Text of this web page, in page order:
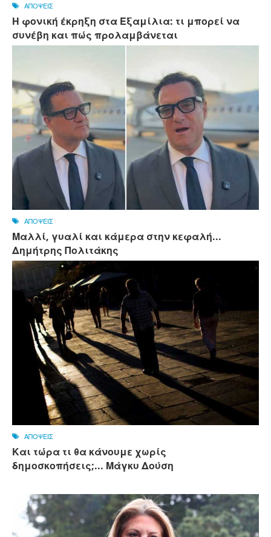
ΑΠΟΨΕΙΣ
Η φονική έκρηξη στα Εξαμίλια: τι μπορεί να
συνέβη και πώς προλαμβάνεται
ΑΠΟΨΕΙΣ
Μαλλί, γυαλί και κάμερα στην κεφαλή...
Δημήτρης Πολιτάκης
ΑΠΟΨΕΙΣ
Και τώρα τι θα κάνουμε χωρίς
δημοσκοπήσεις;... Μάγκυ Δούση